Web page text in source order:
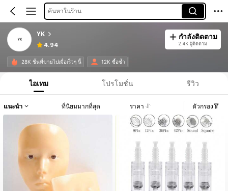
ค้นหาในร้าน
YK
4.94
กำลังติดตาม
2.4K ผู้ติดตาม
28K ชิ้นที่ขายไปเมื่อเร็วๆ นี้ 12K ซื้อซ้ำ
ไอเทม โปรโมชั่น รีวิว
แนะนำ ที่นิยมมากที่สุด ราคา ตัวกรอง